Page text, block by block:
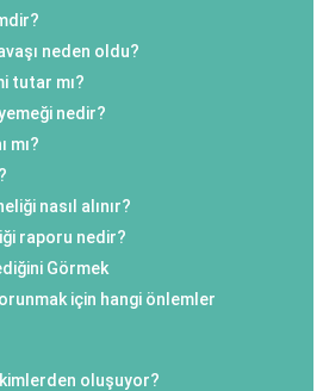
neden oldu?
tutar mı?
nedir?
mı?
nasıl alınır?
raporu nedir?
Görmek
için hangi önlemler
oluşuyor?